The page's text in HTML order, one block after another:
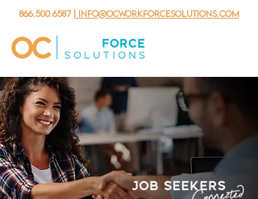
866.500.6587 | info@ocworkforcesolutions.com